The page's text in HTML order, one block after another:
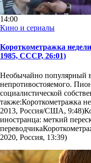
14:00
Кино и сериалы
Короткометражка
1985, СССР, 26:01)
Необычайно популярный
непротивостояемого.
социалистической
также:Короткометражка
2013, Россия/США,
иностранца: меткий
2020, Россия, 13:39)